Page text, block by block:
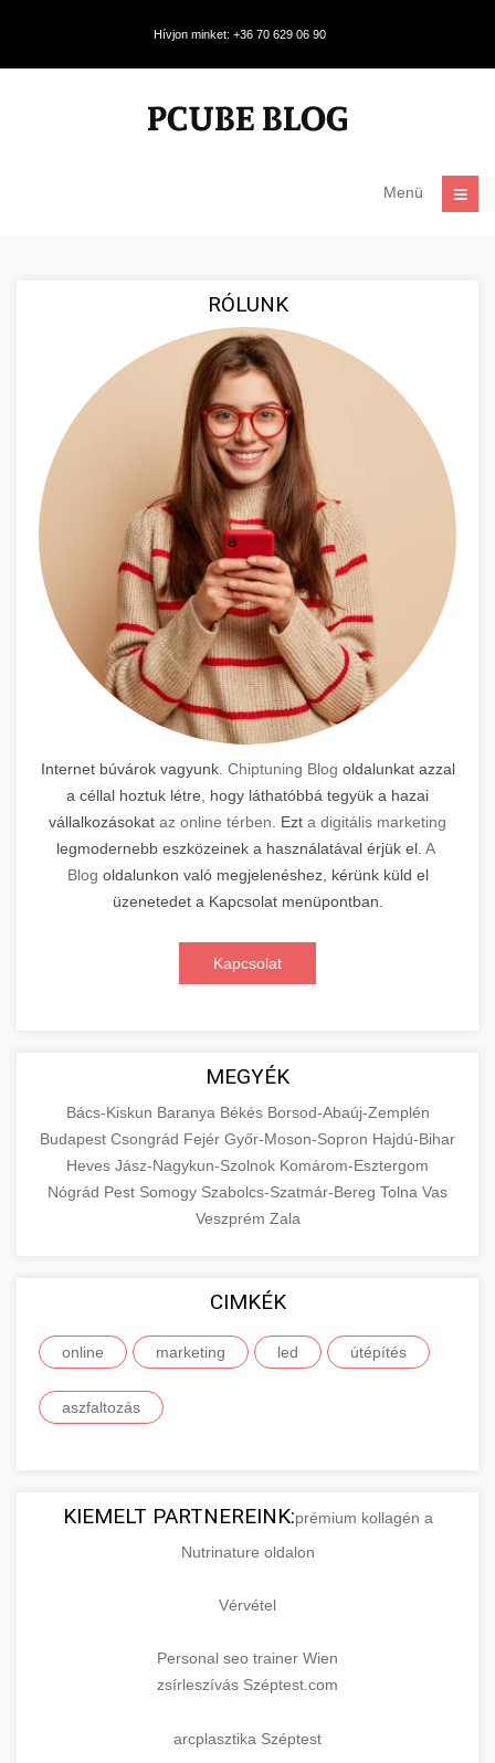
Hívjon minket: +36 70 629 06 90
Menü
RÓLUNK
Internet búvárok vagyunk. Chiptuning Blog oldalunkat azzal
a céllal hoztuk létre, hogy láthatóbbá tegyük a hazai
vállalkozásokat az online térben . Ezt a digitális marketing
legmodernebb eszközeinek a használatával érjük el. A
Blog oldalunkon való megjelenéshez, kérünk küld el
üzenetedet a Kapcsolat menüpontban.
Kapcsolat
MEGYÉK
Bács-Kiskun Baranya Békés Borsod-Abaúj-Zemplén
Budapest Csongrád Fejér Győr-Moson-Sopron Hajdú-Bihar
Heves Jász-Nagykun-Szolnok Komárom-Esztergom
Nógrád Pest Somogy Szabolcs-Szatmár-Bereg Tolna Vas
Veszprém Zala
CIMKÉK
online marketing led útépítés
aszfaltozás
KIEMELT PARTNEREINK:prémium kollagén a
Nutrinature oldalon
Vérvétel
Personal seo trainer Wien
zsírleszívás Széptest.com
arcplasztika Széptest